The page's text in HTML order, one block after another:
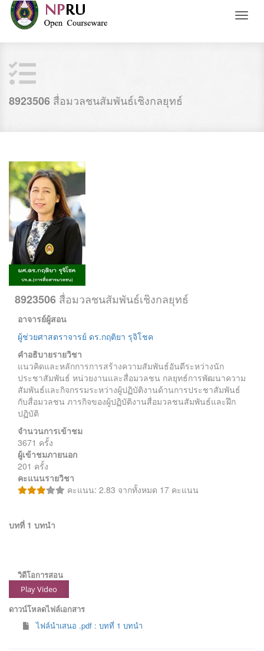
8923506 สื่อมวลชนสัมพันธ์เชิงกลยุทธ์
8923506 สื่อมวลชนสัมพันธ์เชิงกลยุทธ์
อาจารย์ผู้สอน
ผู้ช่วยศาสตราจารย์ ดร.กฤติยา รุจิโชค
คำอธิบายรายวิชา
แนวคิดและหลักการการสร้างความสัมพันธ์อันดีระหว่างนัก
ประชาสัมพันธ์ หน่วยงานและสื่อมวลชน กลยุทธ์การพัฒนาความ
สัมพันธ์และกิจกรรมระหว่างผู้ปฏิบัติงานด้านการประชาสัมพันธ์
กับสื่อมวลชน ภารกิจของผู้ปฏิบัติงานสื่อมวลชนสัมพันธ์และฝึก
ปฏิบัติ
จำนวนการเข้าชม
3671 ครั้ง
ผู้เข้าชมภายนอก
201 ครั้ง
คะแนนรายวิชา
คะแนน: 2.83 จากทั้งหมด 17 คะแนน
บทที่ 1 บทนำ
วิดีโอการสอน
Play Video
ดาวน์โหลดไฟล์เอกสาร
ไฟล์นำเสนอ .pdf : บทที่ 1 บทนำ